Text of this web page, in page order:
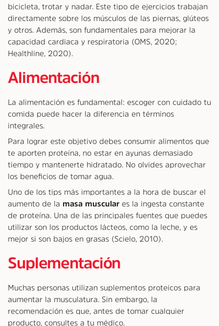
bicicleta, trotar y nadar. Este tipo de ejercicios trabajan
directamente sobre los músculos de las piernas, glúteos
y otros. Además, son fundamentales para mejorar la
capacidad cardiaca y respiratoria (OMS, 2020;
Healthline, 2020).
Alimentación
La alimentación es fundamental: escoger con cuidado tu
comida puede hacer la diferencia en términos
integrales.
Para lograr este objetivo debes consumir alimentos que
te aporten proteína, no estar en ayunas demasiado
tiempo y mantenerte hidratado. No olvides aprovechar
los beneficios de tomar agua.
Uno de los tips más importantes a la hora de buscar el
aumento de la masa muscular es la ingesta constante
de proteína. Una de las principales fuentes que puedes
utilizar son los productos lácteos, como la leche, y es
mejor si son bajos en grasas (Scielo, 2010).
Suplementación
Muchas personas utilizan suplementos proteicos para
aumentar la musculatura. Sin embargo, la
recomendación es que, antes de tomar cualquier
producto, consultes a tu médico.